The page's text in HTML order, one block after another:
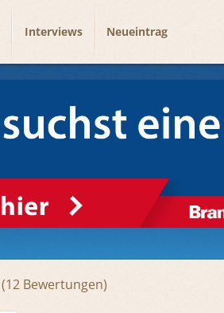
Interviews Neueintrag
12